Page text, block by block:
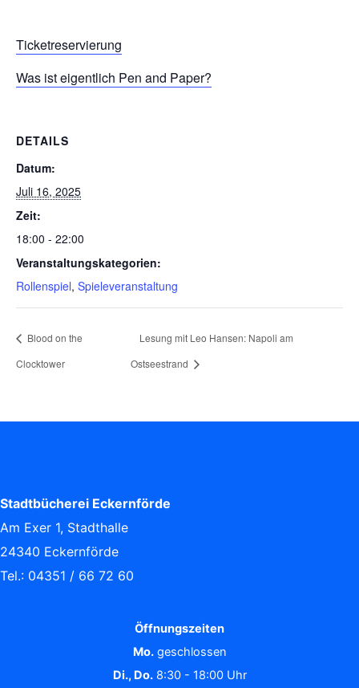
Ticketreservierung
Was ist eigentlich Pen and Paper?
DETAILS
Datum:
Juli 16, 2025
Zeit:
18:00 - 22:00
Veranstaltungskategorien:
Rollenspiel, Spieleveranstaltung
Blood on the
Clocktower
Lesung mit Leo Hansen: Napoli am
Ostseestrand
Stadtbücherei Eckernförde
Am Exer 1, Stadthalle
24340 Eckernförde
Tel.: 04351 / 66 72 60
Öffnungszeiten
Mo.geschlossen
Di., Do.8:30 - 18:00 Uhr